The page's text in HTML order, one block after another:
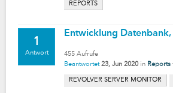
REPORTS
1
Antwort
Entwicklung
455 Aufrufe
Beantwortet 23, Jun 2020 in Reports
REVOLVER SERVER MONITOR